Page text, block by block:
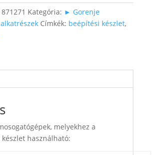
Kategória: ► Gorenje
Címkék: beépítési készlet,
melyekhez a
használható: